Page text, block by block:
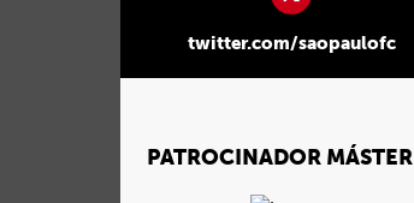
twitter.com/saopaulofc
PATROCINADOR MÁSTER